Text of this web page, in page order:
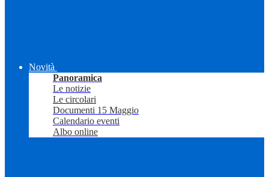
Novità
Panoramica
Le notizie
Le circolari
Documenti 15 Maggio
Calendario eventi
Albo online